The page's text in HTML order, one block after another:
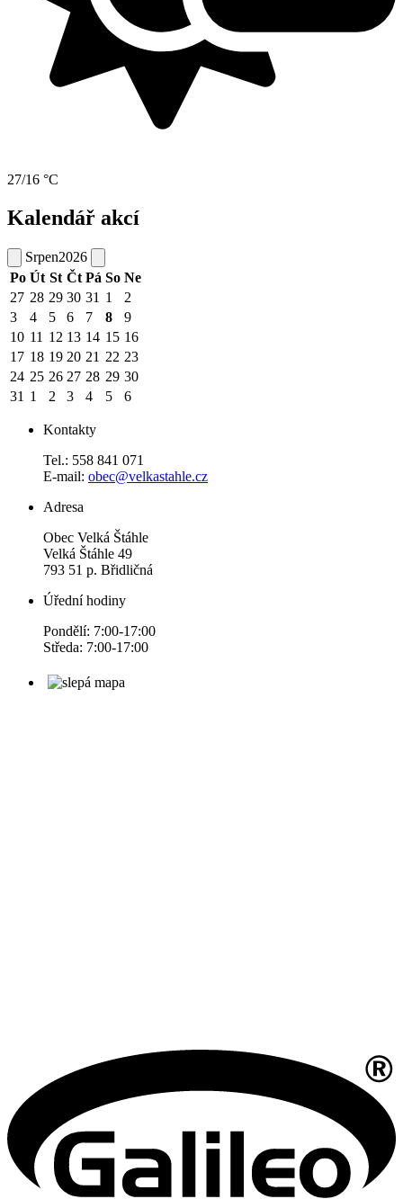
27/16 °C
Kalendář akcí
Srpen2026
Po Út St Čt Pá So Ne
27 28 29 30 31 1
2
3
4 5 6 7 8
9
10 11 12 13 14 15 16
17 18 19 20 21 22 23
24 25 26 27 28 29 30
31 1 2 3 4 5 6
Kontakty
Tel.: 558 841 071
E-mail: obec@velkastahle.cz
Adresa
Obec Velká Štáhle
Velká Štáhle 49
793 51 p. Břidličná
Úřední hodiny
Pondělí: 7:00-17:00
Středa: 7:00-17:00